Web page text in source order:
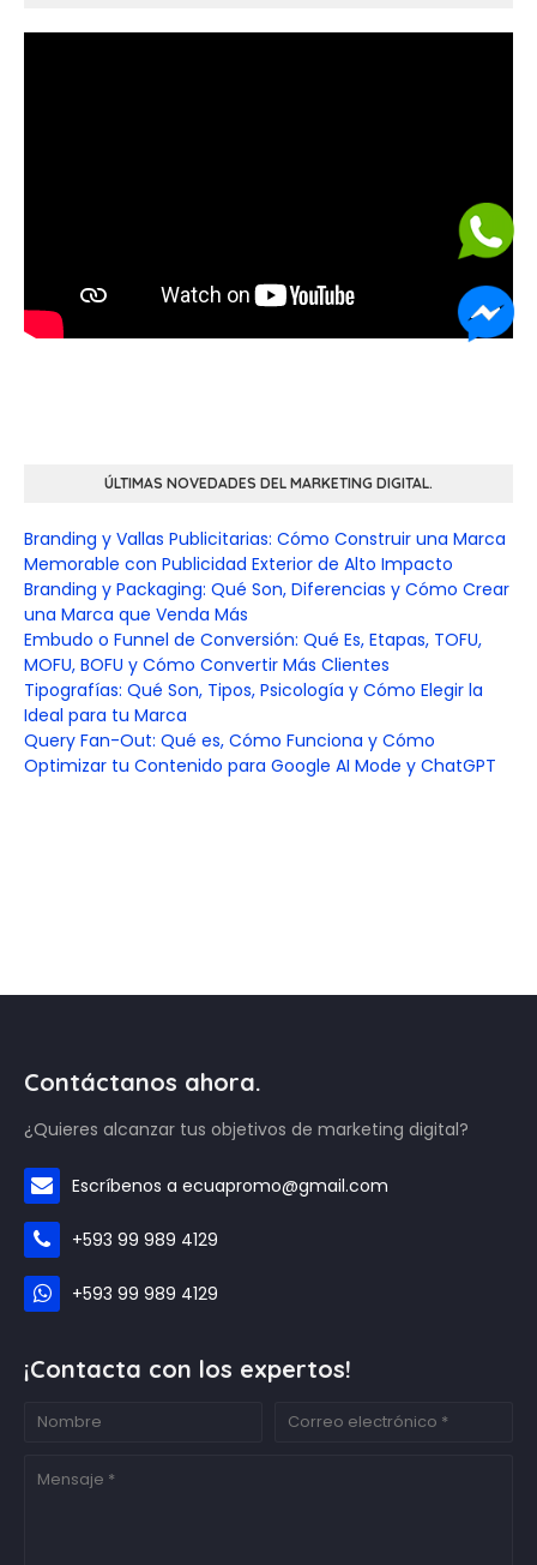
ÚLTIMAS NOVEDADES DEL MARKETING DIGITAL.
Branding y Vallas Publicitarias: Cómo Construir una Marca
Memorable con Publicidad Exterior de Alto Impacto
Branding y Packaging: Qué Son, Diferencias y Cómo Crear
una Marca que Venda Más
Embudo o Funnel de Conversión: Qué Es, Etapas, TOFU,
MOFU, BOFU y Cómo Convertir Más Clientes
Tipografías: Qué Son, Tipos, Psicología y Cómo Elegir la
Ideal para tu Marca
Query Fan-Out: Qué es, Cómo Funciona y Cómo
Optimizar tu Contenido para Google AI Mode y ChatGPT
Contáctanos ahora.
¿Quieres alcanzar tus objetivos de marketing digital?
Escríbenos a ecuapromo@gmail.com
+593 99 989 4129
+593 99 989 4129
¡Contacta con los expertos!